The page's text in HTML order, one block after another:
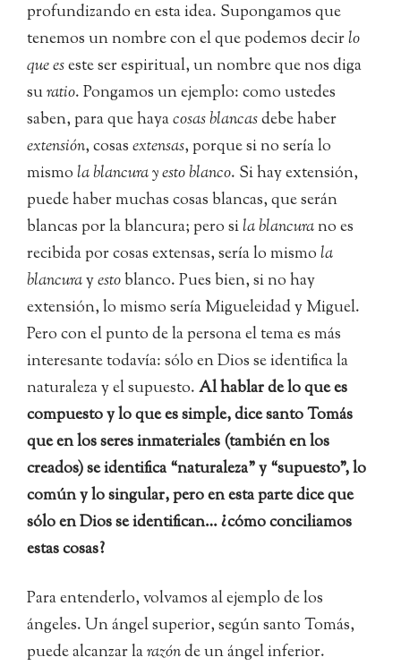
profundizando en esta idea. Supongamos que
tenemos un nombre con el que podemos decirlo
que eseste ser espiritual, un nombre que nos diga
suratio. Pongamos un ejemplo: como ustedes
saben, para que hayacosas blancasdebe haber
extensión, cosasextensas, porque si no sería lo
mismola blancura y esto blanco. Si hay extensión,
puede haber muchas cosas blancas, que serán
blancas por la blancura; pero sila blancurano es
recibida por cosas extensas, sería lo mismola
blancurayestoblanco. Pues bien, si no hay
extensión, lo mismo sería Migueleidad y Miguel.
Pero con el punto de la persona el tema es más
interesante todavía: sólo en Dios se identifica la
naturaleza y el supuesto.Al hablar de lo que es
compuesto y lo que es simple, dice santo Tomás
que en los seres inmateriales (también en los
creados) se identifica “naturaleza” y “supuesto”, lo
común y lo singular, pero en esta parte dice que
sólo en Dios se identifican… ¿cómo conciliamos
estas cosas?
Para entenderlo, volvamos al ejemplo de los
ángeles. Un ángel superior, según santo Tomás,
puede alcanzar larazónde un ángel inferior.